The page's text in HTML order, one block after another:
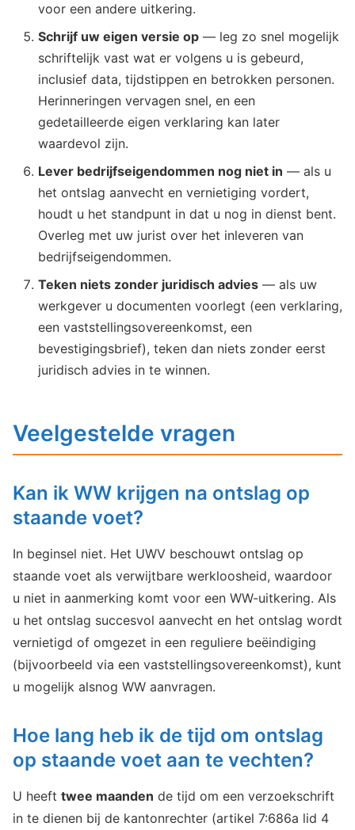
voor een andere uitkering.
Schrijf uw eigen versie op — leg zo snel mogelijk
schriftelijk vast wat er volgens u is gebeurd,
inclusief data, tijdstippen en betrokken personen.
Herinneringen vervagen snel, en een
gedetailleerde eigen verklaring kan later
waardevol zijn.
Lever bedrijfseigendommen nog niet in — als u
het ontslag aanvecht en vernietiging vordert,
houdt u het standpunt in dat u nog in dienst bent.
Overleg met uw jurist over het inleveren van
bedrijfseigendommen.
Teken niets zonder juridisch advies — als uw
werkgever u documenten voorlegt (een verklaring,
een vaststellingsovereenkomst, een
bevestigingsbrief), teken dan niets zonder eerst
juridisch advies in te winnen.
Veelgestelde vragen
Kan ik WW krijgen na ontslag op
staande voet?
In beginsel niet. Het UWV beschouwt ontslag op
staande voet als verwijtbare werkloosheid, waardoor
u niet in aanmerking komt voor een WW-uitkering. Als
u het ontslag succesvol aanvecht en het ontslag wordt
vernietigd of omgezet in een reguliere beëindiging
(bijvoorbeeld via een vaststellingsovereenkomst), kunt
u mogelijk alsnog WW aanvragen.
Hoe lang heb ik de tijd om ontslag
op staande voet aan te vechten?
U heeft twee maanden de tijd om een verzoekschrift
in te dienen bij de kantonrechter (artikel 7:686a lid 4